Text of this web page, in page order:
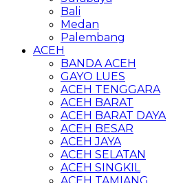
Bali
Medan
Palembang
ACEH
BANDA ACEH
GAYO LUES
ACEH TENGGARA
ACEH BARAT
ACEH BARAT DAYA
ACEH BESAR
ACEH JAYA
ACEH SELATAN
ACEH SINGKIL